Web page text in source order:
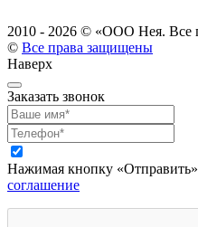
2010 - 2026 © «ООО Нея. Все
© Все права защищены
Наверх
Заказать звонок
Нажимая кнопку
соглашение